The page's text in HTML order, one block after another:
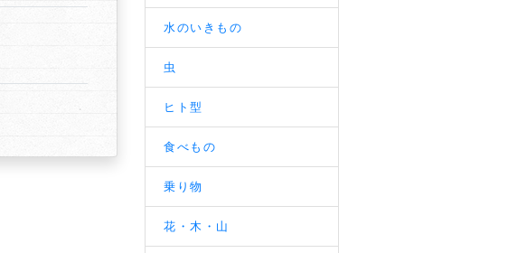
水のいきもの
虫
ヒト型
食べもの
乗り物
花・木・山